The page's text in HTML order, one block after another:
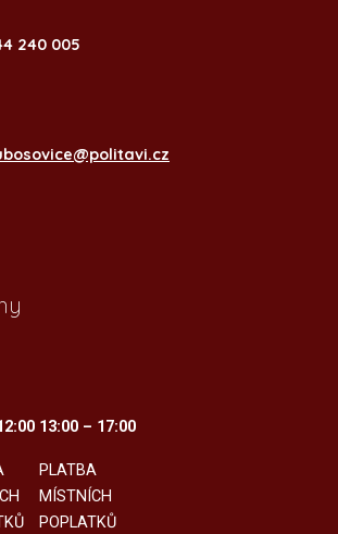
240 005
13:00 – 17:00
PLATBA
MÍSTNÍCH
POPLATKŮ